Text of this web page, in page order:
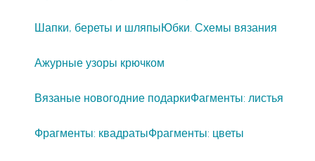
Шапки, береты и шляпыЮбки. Схемы вязания
Ажурные узоры крючком
Вязаные новогодние подаркиФагменты: листья
Фрагменты: квадратыФрагменты: цветы